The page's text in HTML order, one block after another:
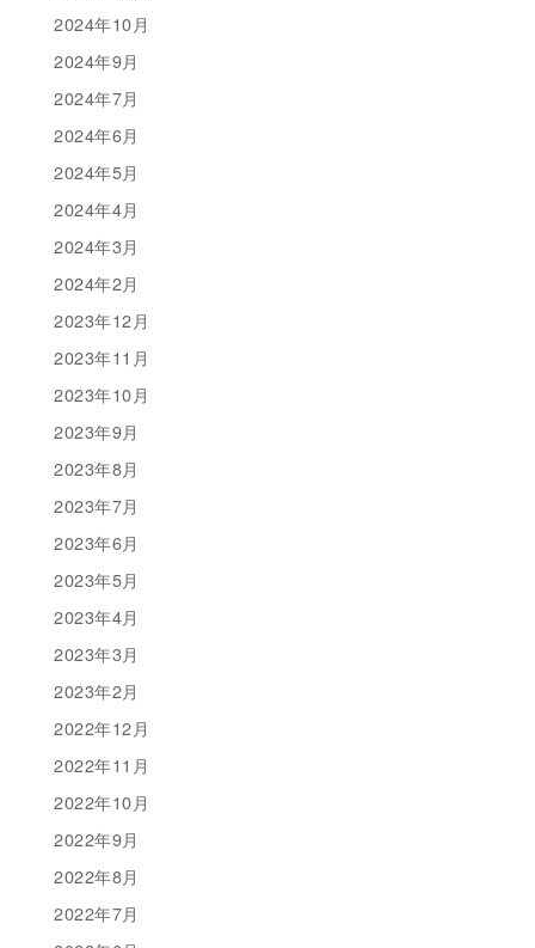
2024年10月
2024年9月
2024年7月
2024年6月
2024年5月
2024年4月
2024年3月
2024年2月
2023年12月
2023年11月
2023年10月
2023年9月
2023年8月
2023年7月
2023年6月
2023年5月
2023年4月
2023年3月
2023年2月
2022年12月
2022年11月
2022年10月
2022年9月
2022年8月
2022年7月